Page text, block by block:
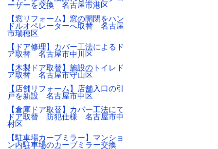
ーザーを交換 名古屋市港区
【窓リフォーム】窓の開閉をハン
ドルオペレーターへ取替 名古屋
市瑞穂区
【ドア修理】カバー工法によるド
ア取替 名古屋市中川区
【木製ドア取替】施設のトイレド
ア取替 名古屋市守山区
【店舗リフォーム】店舗入口の引
戸を新設 名古屋市中区
【倉庫ドア取替】カバー工法にて
ドア取替 防犯仕様 名古屋市中
村区
【駐車場カーブミラー】マンショ
ン内駐車場のカーブミラー交換